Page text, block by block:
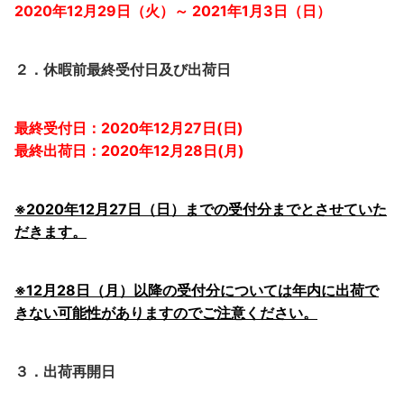
2020年12月29日（火）～ 2021年1月3日（日）
２．休暇前最終受付日及び出荷日
最終受付日：2020年12月27日(日)
最終出荷日：2020年12月28日(月)
※2020年12月27日（日）までの受付分までとさせていた
だきます。
※12月28日（月）以降の受付分については年内に出荷で
きない可能性がありますのでご注意ください。
３．出荷再開日